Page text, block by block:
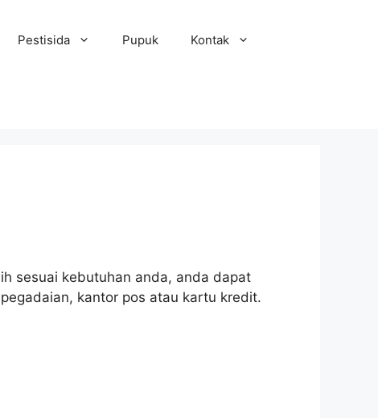
Pestisida Pupuk Kontak
sesuai kebutuhan anda, anda dapat
kantor pos atau kartu kredit.